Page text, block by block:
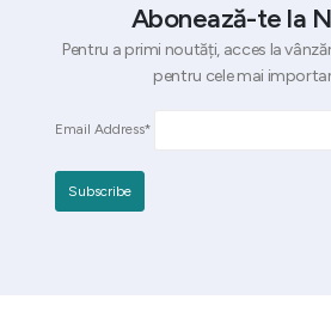
Abonează-te la
Pentru a primi noutăți, acces la
pentru cele mai
Email Address*